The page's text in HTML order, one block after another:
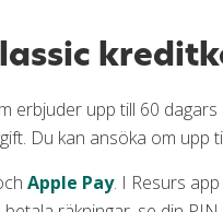
erbjuder upp till 60
Du kan ansöka om upp
Apple Pay. I Resurs